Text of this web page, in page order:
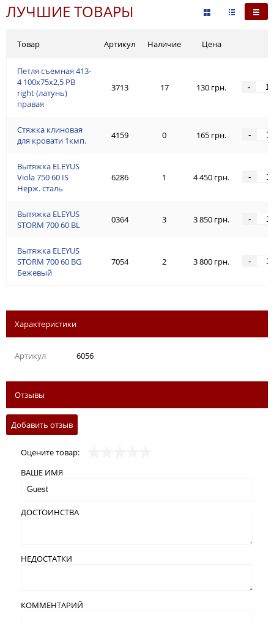
ЛУЧШИЕ ТОВАРЫ
Товар
Петля съемная 413-
4 100x75x2,5 PB
right (латунь)
правая
Стяжка клиновая
для кровати 1кмп.
Вытяжка ELEYUS
Viola 750 60 IS
Нерж. сталь
Вытяжка ELEYUS
STORM 700 60 BL
Вытяжка ELEYUS
STORM 700 60 BG
Бежевый
Артикул Наличие Цена
3713 17 130 грн. -
4159 0 165 грн. -
6286 1 4 450 грн. -
0364 3 3 850 грн. -
7054 2 3 800 грн. -
Характеристики
Артикул 6056
Отзывы
Добавить отзыв
Оцените товар:
ВАШЕ ИМЯ
ДОСТОИНСТВА
НЕДОСТАТКИ
КОММЕНТАРИЙ